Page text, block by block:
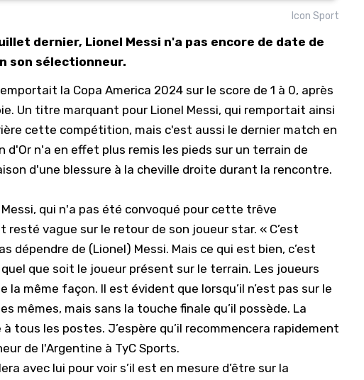
Icon Sport
dernier, Lionel Messi n'a pas encore de date de
son sélectionneur.
la Copa America 2024 sur le score de 1 à 0, après
Un titre marquant pour Lionel Messi, qui remportait ainsi
cette compétition, mais c'est aussi le dernier match en
d'Or n'a en effet plus remis les pieds sur un terrain de
d'une blessure à la cheville droite durant la rencontre.
qui n'a pas été convoqué pour cette trêve
vague sur le retour de son joueur star. « C’est
dépendre de (Lionel) Messi. Mais ce qui est bien, c’est
que soit le joueur présent sur le terrain. Les joueurs
la même façon. Il est évident que lorsqu’il n’est pas sur le
mêmes, mais sans la touche finale qu’il possède. La
tous les postes. J’espère qu’il recommencera rapidement
de l'Argentine à TyC Sports.
avec lui pour voir s’il est en mesure d’être sur la